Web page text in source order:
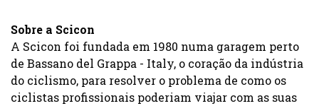
Sobre a Scicon
A Scicon foi fundada em 1980 numa garagem perto
de Bassano del Grappa - Italy, o coração da indústria
do ciclismo, para resolver o problema de como os
ciclistas profissionais poderiam viajar com as suas